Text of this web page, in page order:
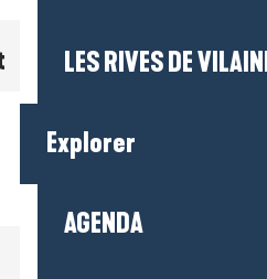
LES RIVES DE
Explorer
AGENDA